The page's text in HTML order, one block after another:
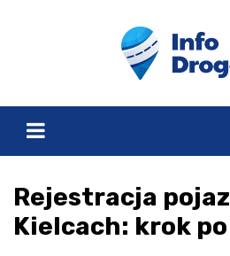
Rejestracja
Kielcach: krok